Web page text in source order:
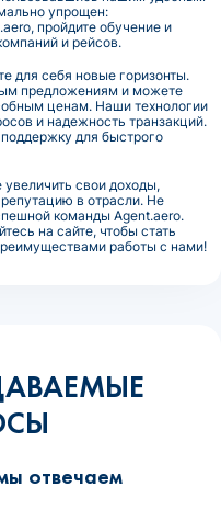
упрощен:
пройдите обучение и
и рейсов.
для себя новые горизонты.
предложениям и можете
ценам. Наши технологии
и надежность транзакций.
для быстрого
свои доходы,
в отрасли. Не
команды Agent.aero.
на сайте, чтобы стать
работы с нами!
отвечаем